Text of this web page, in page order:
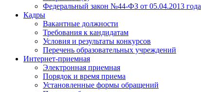
Федеральный закон №44-ФЗ от 05.04.2013 года
Кадры
Вакантные должности
Требования к кандидатам
Условия и результаты конкурсов
Перечень образовательных учреждений
Интернет-приемная
Электронная приемная
Порядок и время приема
Установленные формы обращений